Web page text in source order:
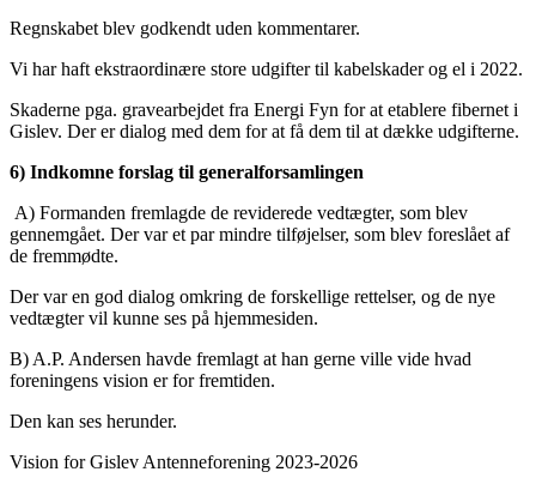
Regnskabet blev godkendt uden kommentarer.
Vi har haft ekstraordinære store udgifter til kabelskader og el i 2022.
Skaderne pga. gravearbejdet fra Energi Fyn for at etablere fibernet i
Gislev. Der er dialog med dem for at få dem til at dække udgifterne.
6) Indkomne forslag til generalforsamlingen
A) Formanden fremlagde de reviderede vedtægter, som blev
gennemgået. Der var et par mindre tilføjelser, som blev foreslået af
de fremmødte.
Der var en god dialog omkring de forskellige rettelser, og de nye
vedtægter vil kunne ses på hjemmesiden.
B) A.P. Andersen havde fremlagt at han gerne ville vide hvad
foreningens vision er for fremtiden.
Den kan ses herunder.
Vision for Gislev Antenneforening 2023-2026